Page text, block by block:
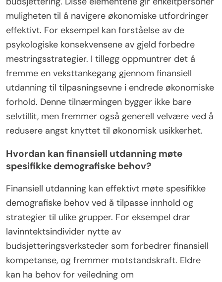
muligheten til å navigere økonomiske utfordringer
effektivt. For eksempel kan forståelse av de
psykologiske konsekvensene av gjeld forbedre
mestringsstrategier. I tillegg oppmuntrer det å
fremme en veksttankegang gjennom finansiell
utdanning til tilpasningsevne i endrede økonomiske
forhold. Denne tilnærmingen bygger ikke bare
selvtillit, men fremmer også generell velvære ved å
redusere angst knyttet til økonomisk usikkerhet.
Hvordan kan finansiell utdanning møte
spesifikke demografiske behov?
Finansiell utdanning kan effektivt møte spesifikke
demografiske behov ved å tilpasse innhold og
strategier til ulike grupper. For eksempel drar
lavinntektsindivider nytte av
budsjetteringsverksteder som forbedrer finansiell
kompetanse, og fremmer motstandskraft. Eldre
kan ha behov for veiledning om